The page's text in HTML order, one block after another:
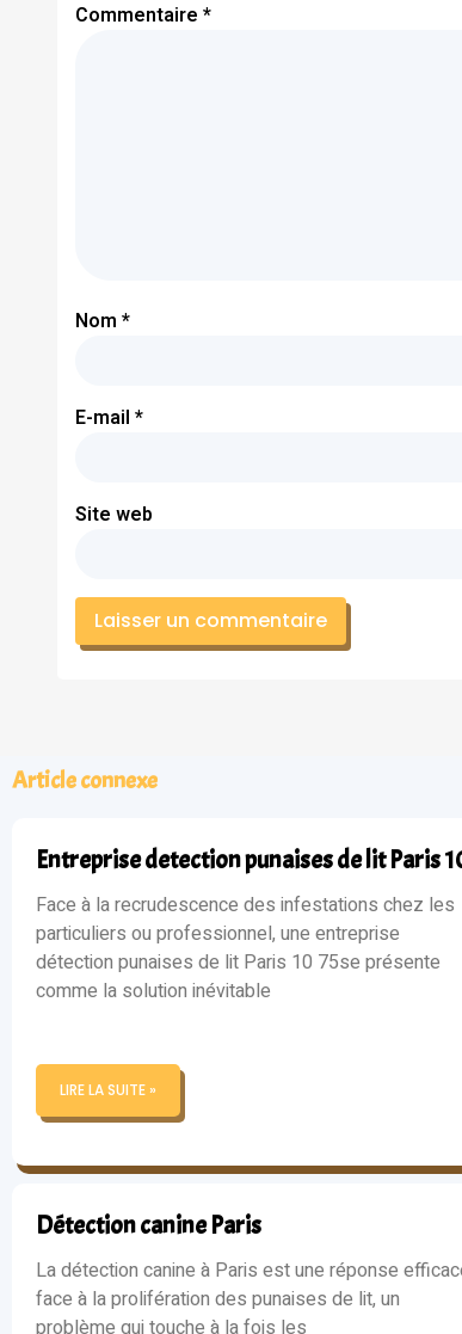
Commentaire *
Nom *
E-mail *
Site web
Article connexe
Entreprise detection punaises de lit Paris
Face à la recrudescence des infestations chez les
particuliers ou professionnel, une entreprise
détection punaises de lit Paris 10 75se présente
comme la solution inévitable
LIRE LA SUITE »
Détection canine Paris
La détection canine à Paris est une réponse
face à la prolifération des punaises de lit, un